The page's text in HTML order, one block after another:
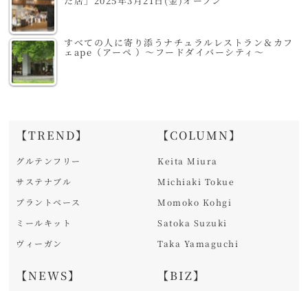
すべての人に寄り添うナチュラルレストラン＆カフ
ェape（アーペ ）～フードダイバーシティ～
【TREND】
グルテンフリー
サステナブル
プラントベース
ミールキット
ヴィーガン
【NEWS】
【COLUMN】
Keita Miura
Michiaki Tokue
Momoko Kohgi
Satoka Suzuki
Taka Yamaguchi
【BIZ】